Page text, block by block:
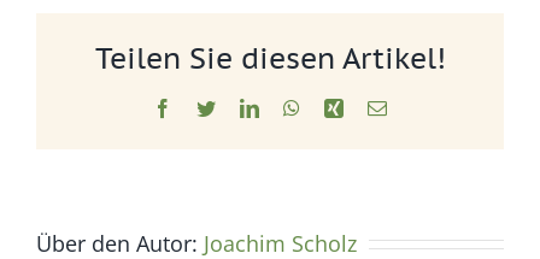
Teilen Sie diesen Artikel!
Facebook
TwitterLinkedInWhatsApp
Xing E-
Über den Autor: Joachim Scholz